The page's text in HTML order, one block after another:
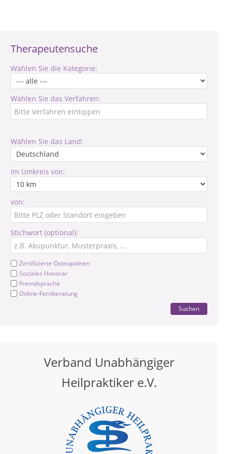
Therapeutensuche
Wählen Sie die Kategorie:
Wählen Sie das Verfahren:
Wählen Sie das Land:
Im Umkreis von:
von:
Stichwort (optional):
Zertifizierte Osteopathen
Soziales Honorar
Fremdsprache
Online-Fernberatung
Suchen
Verband Unabhängiger
Heilpraktiker e.V.